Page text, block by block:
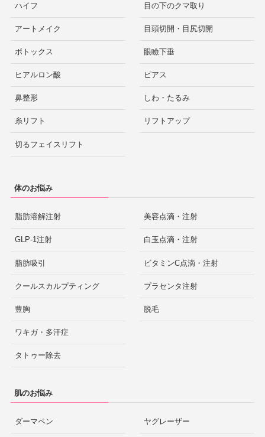
ハイフ
アートメイク
ボトックス
ヒアルロン酸
鼻整形
糸リフト
切るフェイスリフト
目の下のクマ取り
目頭切開・目尻切開
眼瞼下垂
ピアス
しわ・たるみ
リフトアップ
体のお悩み
脂肪溶解注射
GLP-1注射
脂肪吸引
クールスカルプティング
豊胸
ワキガ・多汗症
タトゥー除去
美容点滴・注射
白玉点滴・注射
ビタミンC点滴・注射
プラセンタ注射
脱毛
肌のお悩み
ダーマペン ヤグレーザー